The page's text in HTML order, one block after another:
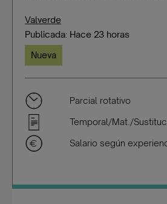
Valverde
Publicada: Hace 23 horas
Nueva
Parcial rotativo
Temporal/Mat./
Salario según